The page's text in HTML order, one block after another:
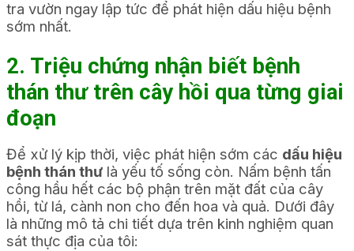
tra vườn ngay lập tức để phát hiện dấu hiệu bệnh
sớm nhất.
2. Triệu chứng nhận biết bệnh
thán thư trên cây hồi qua từng giai
đoạn
Để xử lý kịp thời, việc phát hiện sớm các dấu hiệu
bệnh thán thư là yếu tố sống còn. Nấm bệnh tấn
công hầu hết các bộ phận trên mặt đất của cây
hồi, từ lá, cành non cho đến hoa và quả. Dưới đây
là những mô tả chi tiết dựa trên kinh nghiệm quan
sát thực địa của tôi: